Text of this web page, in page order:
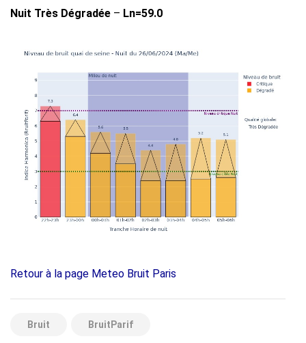
Nuit Très Dégradée – Ln=59.0
Retour à la page Meteo Bruit Paris
Bruit BruitParif